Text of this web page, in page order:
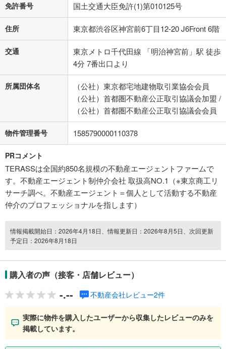
免許番号 国土交通大臣免許(1)第010125号
住所 東京都渋谷区神宮前6丁目12-20 J6Front 6階
交通
東京メトロ千代田線 「明治神宮前」駅 徒歩
4分 7番出口より
所属団体名
（公社）東京都宅地建物取引業協会会員
（公社）首都圏不動産公正取引協議会加盟 /
（公社）首都圏不動産公正取引協議会会員
物件管理番号 1585790000110378
PRコメント
TERASSは全国約850名規模の不動産エージェントファームで
す。不動産エージェント制仲介会社 取扱高NO.1（※東京商工リ
サーチ調べ。不動産エージェント＝個人として活動する不動産
仲介のプロフェッショナルを指します）
情報掲載開始日：2026年4月18日、情報更新日：2026年8月5日、次回更新
予定日：2026年8月18日
購入者の声（接客・店舗レビュー）
-.-- 不動産会社レビュー2件
実際に物件を購入したユーザーから収集したレビューのみを
掲載しています。